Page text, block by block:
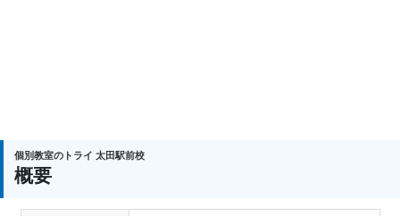
個別教室のトライ 太田駅前校
概要